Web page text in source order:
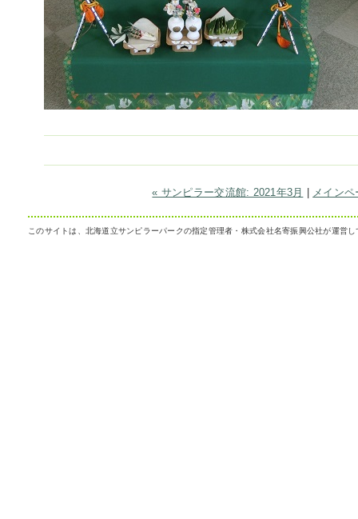
« サンピラー交流館: 2021年3月 | メインペ
このサイトは、北海道立サンピラーパークの指定管理者・株式会社名寄振興公社が運営